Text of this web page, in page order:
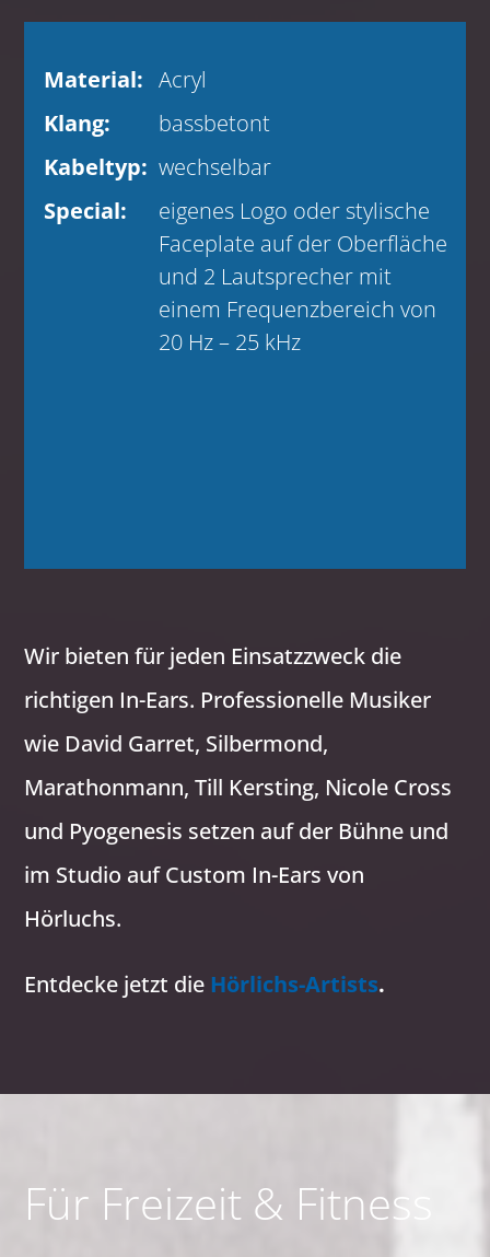
Material: Acryl
Klang:
bassbetont
Kabeltyp: wechselbar
Special:
eigenes Logo oder stylische
Faceplate auf der Oberfläche
und 2 Lautsprecher mit
einem Frequenzbereich von
20 Hz – 25 kHz
Wir bieten für jeden Einsatzzweck die
richtigen In-Ears. Professionelle Musiker
wie David Garret, Silbermond,
Marathonmann, Till Kersting, Nicole Cross
und Pyogenesis setzen auf der Bühne und
im Studio auf Custom In-Ears von
Hörluchs.
Entdecke jetzt die Hörlichs-Artists.
Für Freizeit & Fitness